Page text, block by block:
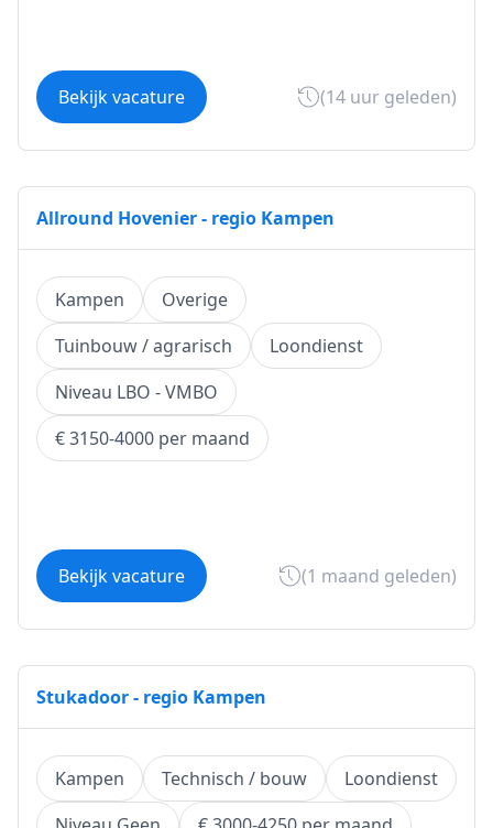
Bekijk vacature (14 uur geleden)
Allround Hovenier - regio Kampen
Kampen
Overige
Tuinbouw / agrarisch
Loondienst
Niveau LBO - VMBO
€ 3150-4000 per maand
Bekijk vacature (1 maand geleden)
Stukadoor - regio Kampen
Kampen Technisch / bouw
Loondienst